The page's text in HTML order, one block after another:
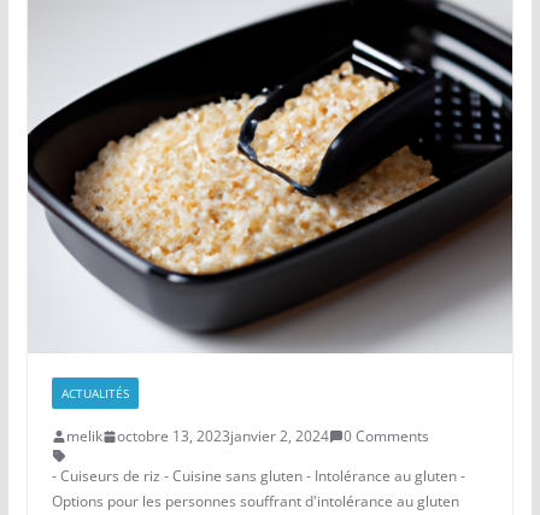
ACTUALITÉS
melik octobre 13, 2023janvier 2, 2024
0 Comments
- Cuiseurs de riz - Cuisine sans gluten - Intolérance au gluten -
Options pour les personnes souffrant d'intolérance au gluten